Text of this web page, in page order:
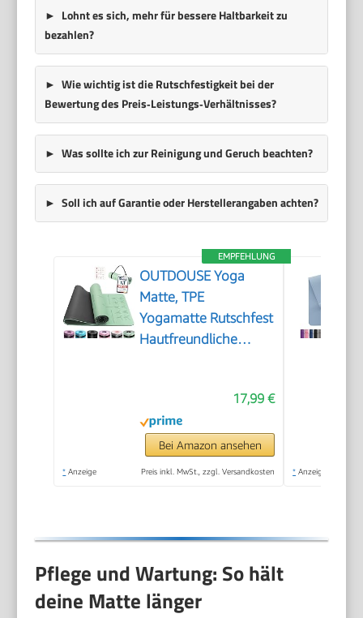
Lohnt es sich, mehr für bessere Haltbarkeit zu
bezahlen?
Wie wichtig ist die Rutschfestigkeit bei der
Bewertung des Preis‑Leistungs‑Verhältnisses?
Was sollte ich zur Reinigung und Geruch beachten?
Soll ich auf Garantie oder Herstellerangaben achten?
EMPFEHLUNG
OUTDOUSE Yoga
Matte, TPE
Yogamatte Rutschfest
Hautfreundliche
Sportmatte Dicke
6mm, Fitnessmatte
Turnmatte Pilates
Matte mit Tragegurt
17,99 €
Bei Amazon ansehen
* Anzeige Preis inkl. MwSt., zzgl. Versandkosten * Anzeige
Pflege und Wartung: So hält
deine Matte länger